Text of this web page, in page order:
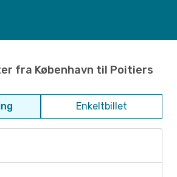
fra København til Poitiers
Enkeltbillet